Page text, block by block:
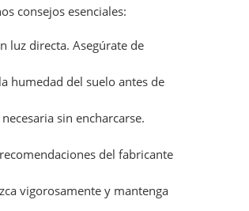
consejos esenciales:
luz directa. Asegúrate de
humedad del suelo antes de
sin encharcarse.
del fabricante
vigorosamente y mantenga